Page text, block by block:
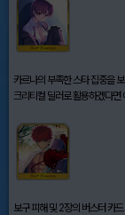
카르나의 부족한 스타 집중을
크리티컬 딜러로 활용하겠다면
보구 피해 및 2장의 버스터 카